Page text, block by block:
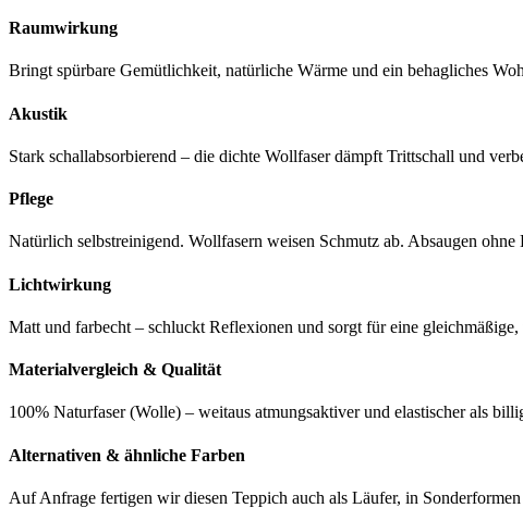
Raumwirkung
Bringt spürbare Gemütlichkeit, natürliche Wärme und ein behagliches
Akustik
Stark schallabsorbierend – die dichte Wollfaser dämpft Trittschall und
Pflege
Natürlich selbstreinigend. Wollfasern weisen Schmutz ab. Absaugen
Lichtwirkung
Matt und farbecht – schluckt Reflexionen und sorgt für eine
Materialvergleich & Qualität
100% Naturfaser (Wolle) – weitaus atmungsaktiver und elastischer als
Alternativen & ähnliche Farben
Auf Anfrage fertigen wir diesen Teppich auch als Läufer, in